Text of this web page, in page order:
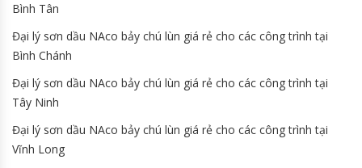
Bình Tân
Đại lý sơn dầu NAco bảy chú lùn giá rẻ cho các công trình tại
Bình Chánh
Đại lý sơn dầu NAco bảy chú lùn giá rẻ cho các công trình tại
Tây Ninh
Đại lý sơn dầu NAco bảy chú lùn giá rẻ cho các công trình tại
Vĩnh Long